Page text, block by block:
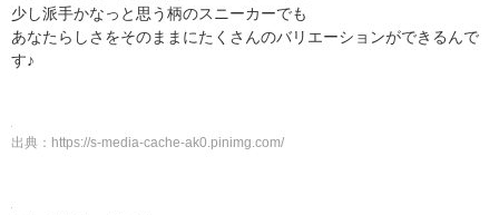
少し派手かなっと思う柄のスニーカーでも
あなたらしさをそのままにたくさんのバリエーションができるんで
す♪
出典： https://s-media-cache-ak0.pinimg.com/